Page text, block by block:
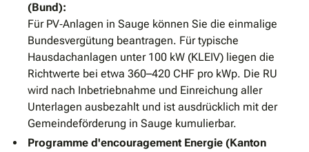
(Bund):
Für PV‐Anlagen in Sauge können Sie die einmalige
Bundesvergütung beantragen. Für typische
Hausdachanlagen unter 100 kW (KLEIV) liegen die
Richtwerte bei etwa 360–420 CHF pro kWp. Die RU
wird nach Inbetriebnahme und Einreichung aller
Unterlagen ausbezahlt und ist ausdrücklich mit der
Gemeindeförderung in Sauge kumulierbar.
Programme d'encouragement Energie (Kanton